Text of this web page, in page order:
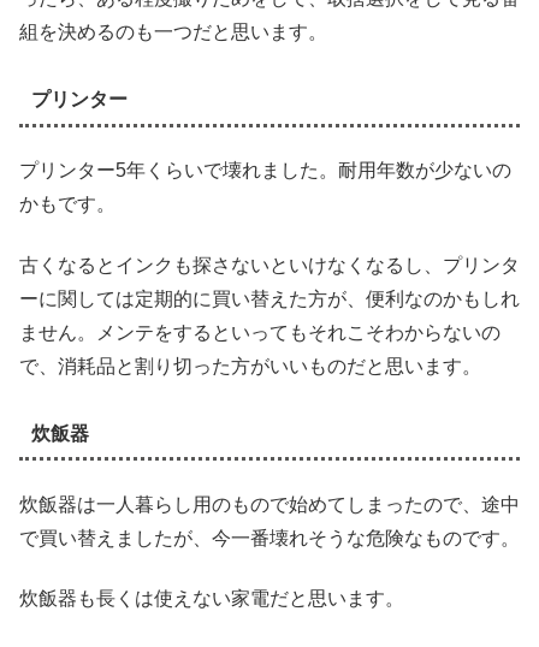
組を決めるのも一つだと思います。
プリンター
プリンター5年くらいで壊れました。耐用年数が少ないの
かもです。
古くなるとインクも探さないといけなくなるし、プリンタ
ーに関しては定期的に買い替えた方が、便利なのかもしれ
ません。メンテをするといってもそれこそわからないの
で、消耗品と割り切った方がいいものだと思います。
炊飯器
炊飯器は一人暮らし用のもので始めてしまったので、途中
で買い替えましたが、今一番壊れそうな危険なものです。
炊飯器も長くは使えない家電だと思います。